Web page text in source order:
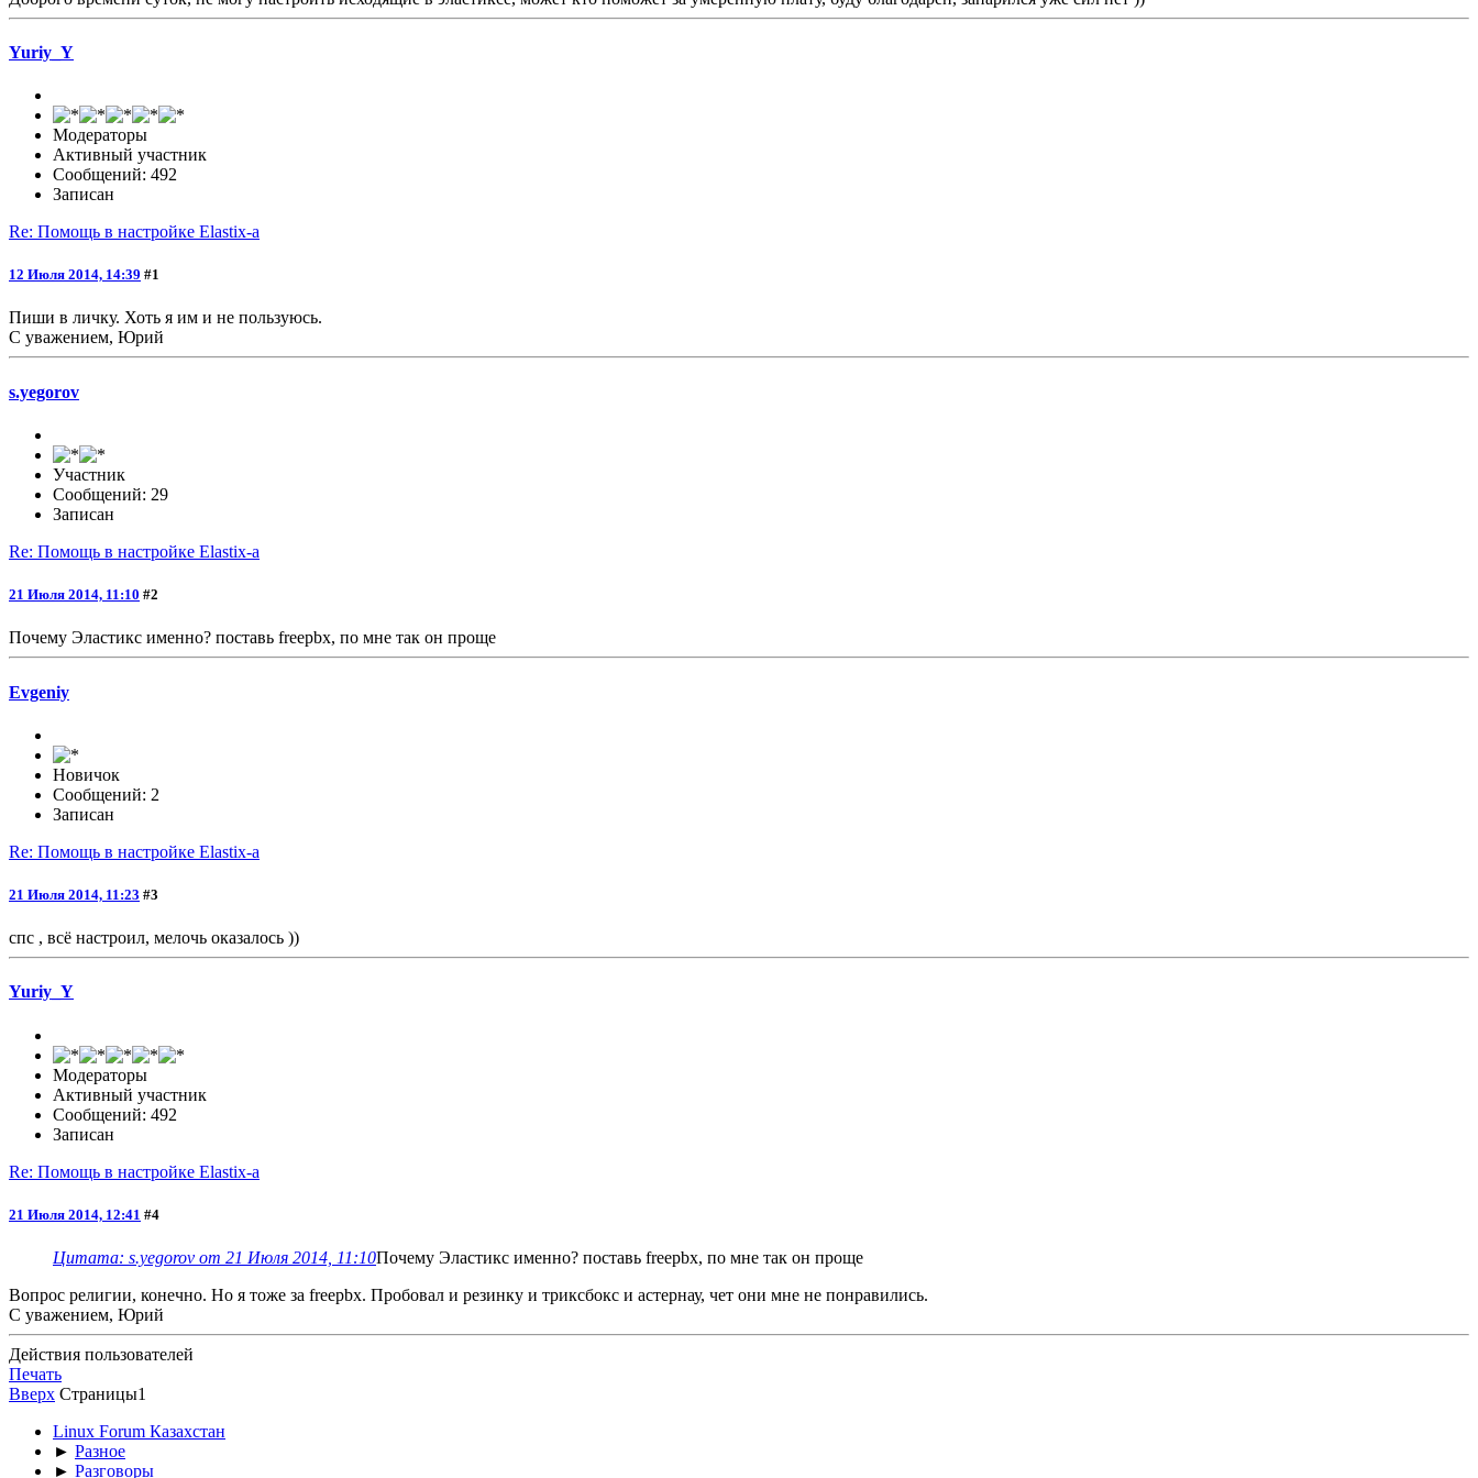
Yuriy_Y
Модераторы
Активный участник
Сообщений: 492
Записан
Re: Помощь в настройке Elastix-а
12 Июля 2014, 14:39 #1
Пиши в личку. Хоть я им и не пользуюсь.
С уважением, Юрий
s.yegorov
Участник
Сообщений: 29
Записан
Re: Помощь в настройке Elastix-а
21 Июля 2014, 11:10 #2
Почему Эластикс именно? поставь freepbx, по мне так он проще
Evgeniy
Новичок
Сообщений: 2
Записан
Re: Помощь в настройке Elastix-а
21 Июля 2014, 11:23 #3
спс , всё настроил, мелочь оказалось ))
Yuriy_Y
Модераторы
Активный участник
Сообщений: 492
Записан
Re: Помощь в настройке Elastix-а
21 Июля 2014, 12:41 #4
Цитата: s.yegorov от 21 Июля 2014, 11:10Почему Эластикс именно? поставь freepbx, по мне так он проще
Вопрос религии, конечно. Но я тоже за freepbx. Пробовал и резинку и триксбокс и астернау, чет они мне не понравились.
С уважением, Юрий
Действия пользователей
Печать
Вверх Страницы1
Linux Forum Казахстан
► Разное
► Разговоры